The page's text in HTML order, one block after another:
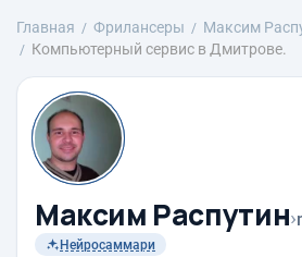
Главная Фрилансеры Максим
Компьютерный сервис в Дмитрове.
Максим Распутин›
Нейросаммари